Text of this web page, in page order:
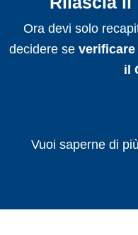
Ora devi solo
decidere se verificare
il
Vuoi saperne di